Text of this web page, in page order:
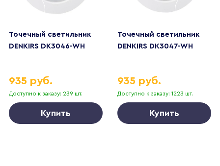
Точечный светильник
DENKIRS DK3046-WH
Доступно к заказу: 239 шт.
935 руб.
Купить
Точечный светильник
DENKIRS DK3047-WH
Доступно к заказу: 1223 шт.
935 руб.
Купить